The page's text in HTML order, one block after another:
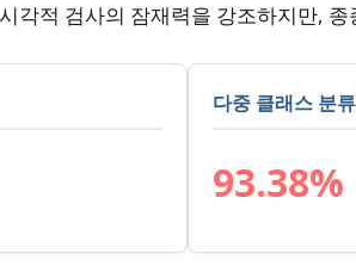
각적 검사의 잠재력을 강조하지만,
다중 클래스 분
93.38%